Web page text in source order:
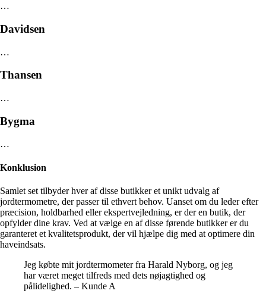
…
Davidsen
…
Thansen
…
Bygma
…
Konklusion
Samlet set tilbyder hver af disse butikker et unikt udvalg af
jordtermometre, der passer til ethvert behov. Uanset om du leder efter
præcision, holdbarhed eller ekspertvejledning, er der en butik, der
opfylder dine krav. Ved at vælge en af ​​disse førende butikker er du
garanteret et kvalitetsprodukt, der vil hjælpe dig med at optimere din
haveindsats.
Jeg købte mit jordtermometer fra Harald Nyborg, og jeg
har været meget tilfreds med dets nøjagtighed og
pålidelighed. – Kunde A